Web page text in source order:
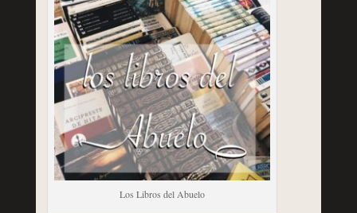
Los Libros del Abuelo